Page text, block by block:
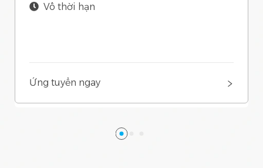
Vô thời hạn
Ứng tuyển ngay